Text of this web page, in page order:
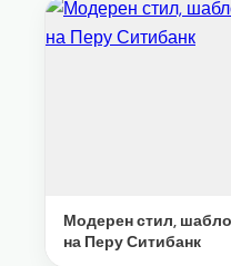
Модерен стил,
на Перу Ситибанк